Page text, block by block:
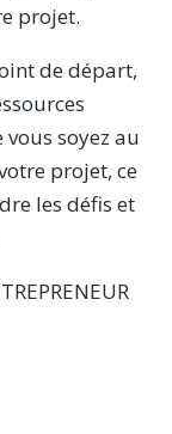
projet.
de départ,
soyez au
projet, ce
les défis et